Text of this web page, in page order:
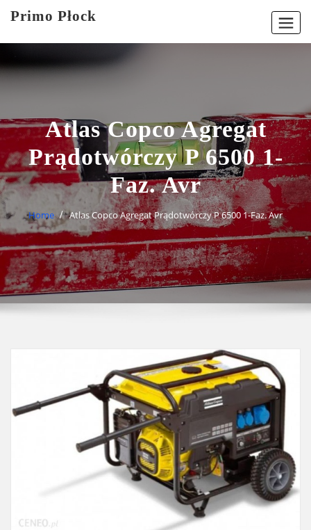
Primo Płock
Atlas Copco Agregat
Prądotwórczy P 6500 1-
Faz. Avr
Home Atlas Copco Agregat Prądotwórczy P 6500 1-Faz. Avr